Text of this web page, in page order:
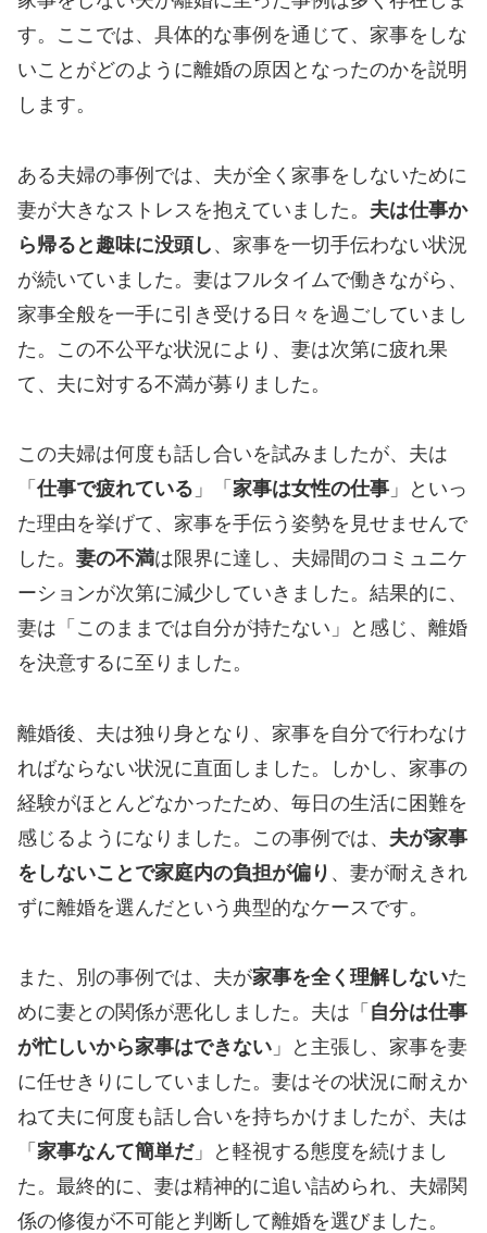
す。ここでは、具体的な事例を通じて、家事をしな
いことがどのように離婚の原因となったのかを説明
します。
ある夫婦の事例では、夫が全く家事をしないために
妻が大きなストレスを抱えていました。 夫は仕事か
ら帰ると趣味に没頭し 、家事を一切手伝わない状況
が続いていました。妻はフルタイムで働きながら、
家事全般を一手に引き受ける日々を過ごしていまし
た。この不公平な状況により、妻は次第に疲れ果
て、夫に対する不満が募りました。
この夫婦は何度も話し合いを試みましたが、夫は
「 仕事で疲れている 」「 家事は女性の仕事 」といっ
た理由を挙げて、家事を手伝う姿勢を見せませんで
した。 妻の不満は限界に達し、夫婦間のコミュニケ
ーションが次第に減少していきました。結果的に、
妻は「このままでは自分が持たない」と感じ、離婚
を決意するに至りました。
離婚後、夫は独り身となり、家事を自分で行わなけ
ればならない状況に直面しました。しかし、家事の
経験がほとんどなかったため、毎日の生活に困難を
感じるようになりました。この事例では、 夫が家事
をしないことで家庭内の負担が偏り 、妻が耐えきれ
ずに離婚を選んだという典型的なケースです。
また、別の事例では、夫が家事を全く理解しないた
めに妻との関係が悪化しました。夫は「 自分は仕事
が忙しいから家事はできない 」と主張し、家事を妻
に任せきりにしていました。妻はその状況に耐えか
ねて夫に何度も話し合いを持ちかけましたが、夫は
「 家事なんて簡単だ」と軽視する態度を続けまし
た。最終的に、妻は精神的に追い詰められ、夫婦関
係の修復が不可能と判断して離婚を選びました。